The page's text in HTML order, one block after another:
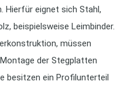
Hierfür eignet sich Stahl,
beispielsweise Leimbinder.
müssen
der Stegplatten
besitzen ein Profilunterteil